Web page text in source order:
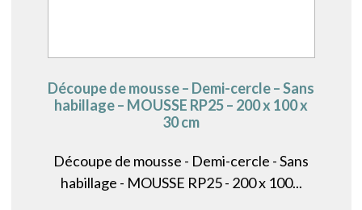
Découpe de mousse – Demi-cercle – Sans
habillage – MOUSSE RP25 – 200 x 100 x
30 cm
Découpe de mousse - Demi-cercle - Sans
habillage - MOUSSE RP25 - 200 x 100...